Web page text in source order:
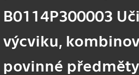
B0114P300003
výcviku,
povinné